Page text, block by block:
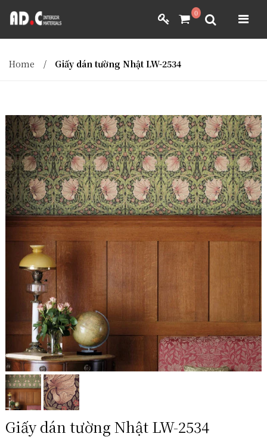
0
GIẤY DÁN TƯỜNG NHẬT BẢN
MÀNH RÈM NHẬT BẢN FILM DÁN NỘI THẤT VẢI BỌC NỘI THẤT
DÀNH CHO ĐẠI LÝ
YÊU CẦU BÁO GIÁ
ADC INTERIOR
GIẤY DÁN TƯỜNG NHẬT BẢN
MÀNH RÈM NHẬT BẢN
VẢI BỌC NỘI THẤT
DÀNH CHO ĐẠI LÝ
YÊU CẦU BÁO GIÁ
Home / Giấy dán tường Nhật LW-2534
Giấy dán tường Nhật LW-2534